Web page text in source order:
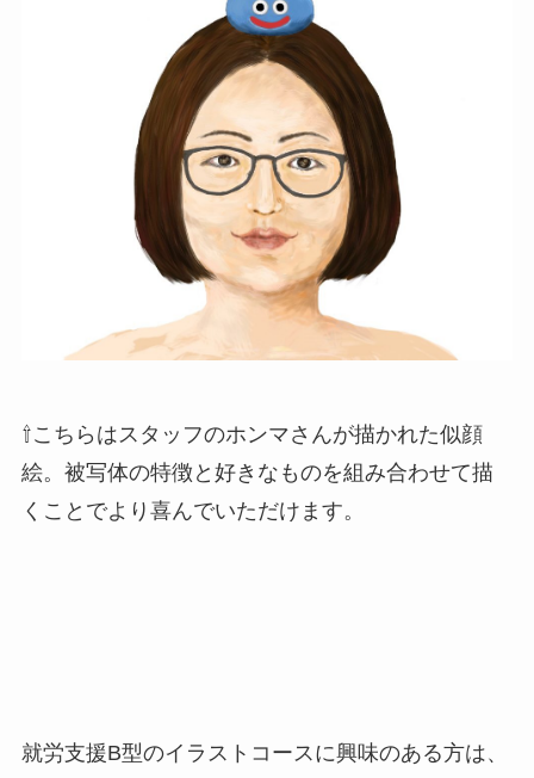
⇧こちらはスタッフのホンマさんが描かれた似顔
絵。被写体の特徴と好きなものを組み合わせて描
くことでより喜んでいただけます。
就労支援B型のイラストコースに興味のある方は、